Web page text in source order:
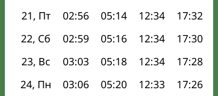
21, Пт
02:56 05:14 12:34 17:32
22, Сб
02:59 05:16 12:34 17:30
23, Вс
03:03 05:18 12:34 17:28
24, Пн
03:06 05:20 12:33 17:26